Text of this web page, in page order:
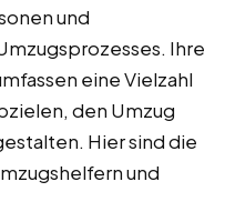
und
Ihre
eine Vielzahl
den Umzug
Hier sind die
und